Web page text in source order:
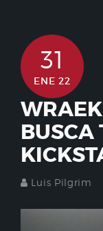
31
ENE 22
BUSCA
Luis Pilgrim